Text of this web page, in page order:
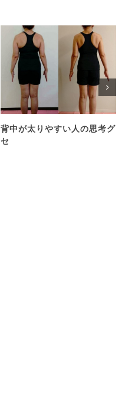
背中が太りやすい人の思考グ
セ